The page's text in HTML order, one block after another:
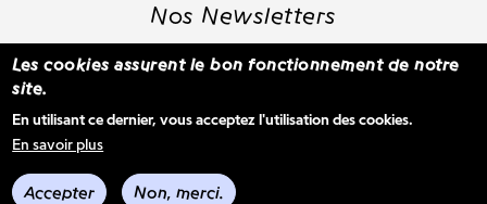
Nos Newsletters
Voir les derniers envois
Les cookies assurent le bon fonctionnement de notre
site.
En utilisant ce dernier, vous acceptez l'utilisation des cookies.
En savoir plus
Accepter Non, merci.